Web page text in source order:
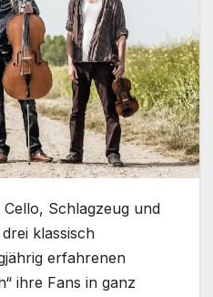
Cello, Schlagzeug und
klassisch
erfahrenen
ihre Fans in ganz